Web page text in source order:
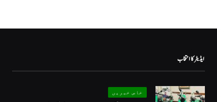
ایڈیٹر کا انتخاب
خاص خبریں